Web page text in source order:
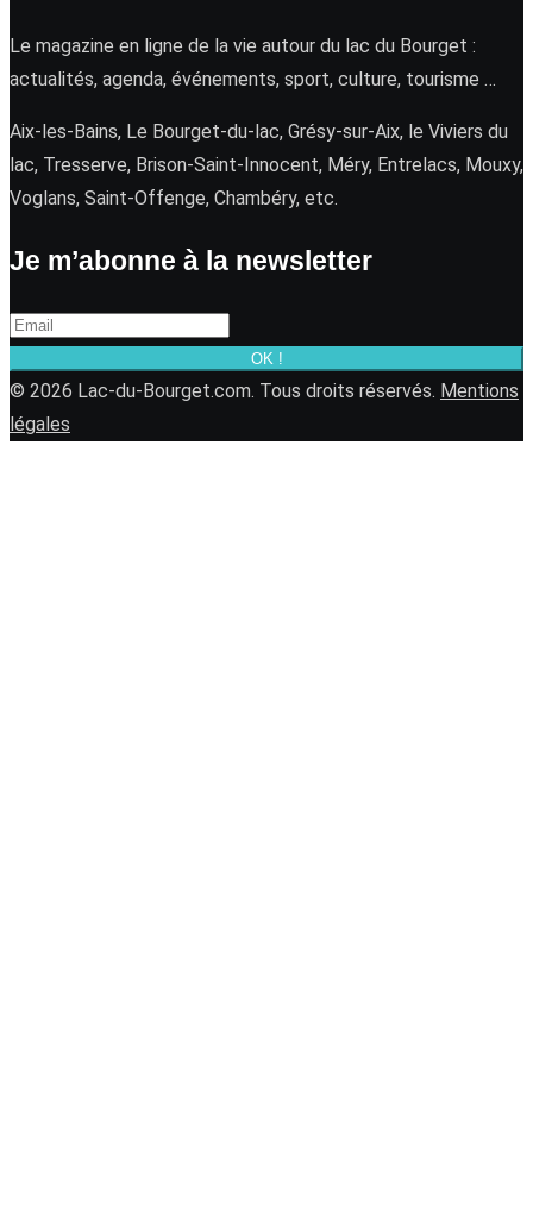
Le magazine en ligne de la vie autour du lac du Bourget :
actualités, agenda, événements, sport, culture, tourisme …
Aix-les-Bains, Le Bourget-du-lac, Grésy-sur-Aix, le Viviers du
lac, Tresserve, Brison-Saint-Innocent, Méry, Entrelacs, Mouxy,
Voglans, Saint-Offenge, Chambéry, etc.
Je m’abonne à la newsletter
OK !
© 2026 Lac-du-Bourget.com. Tous droits réservés. Mentions
légales